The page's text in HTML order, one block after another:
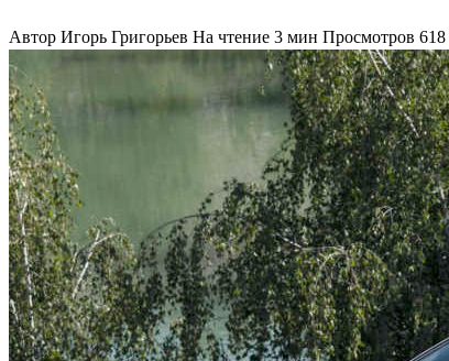
Автор Игорь Григорьев На чтение 3 мин Просмотров 618